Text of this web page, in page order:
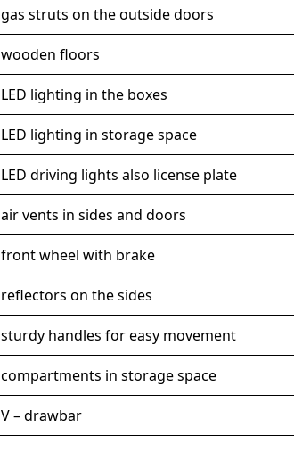
gas struts on the outside doors
wooden floors
LED lighting in the boxes
LED lighting in storage space
LED driving lights also license plate
air vents in sides and doors
front wheel with brake
reflectors on the sides
sturdy handles for easy movement
compartments in storage space
V – drawbar